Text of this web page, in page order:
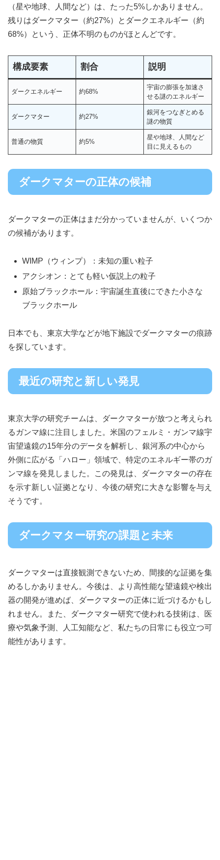
（星や地球、人間など）は、たった5%しかありません。
残りはダークマター（約27%）とダークエネルギー（約
68%）という、正体不明のものがほとんどです。
構成要素 割合 説明
ダークエネルギー 約68%
宇宙の膨張を加速さ
せる謎のエネルギー
ダークマター 約27%
銀河をつなぎとめる
謎の物質
普通の物質 約5%
星や地球、人間など
目に見えるもの
ダークマターの正体の候補
ダークマターの正体はまだ分かっていませんが、いくつか
の候補があります。
WIMP（ウィンプ）：未知の重い粒子
アクシオン：とても軽い仮説上の粒子
原始ブラックホール：宇宙誕生直後にできた小さな
ブラックホール
日本でも、東京大学などが地下施設でダークマターの痕跡
を探しています。
最近の研究と新しい発見
東京大学の研究チームは、ダークマターが放つと考えられ
るガンマ線に注目しました。米国のフェルミ・ガンマ線宇
宙望遠鏡の15年分のデータを解析し、銀河系の中心から
外側に広がる「ハロー」領域で、特定のエネルギー帯のガ
ンマ線を発見しました。この発見は、ダークマターの存在
を示す新しい証拠となり、今後の研究に大きな影響を与え
そうです。
ダークマター研究の課題と未来
ダークマターは直接観測できないため、間接的な証拠を集
めるしかありません。今後は、より高性能な望遠鏡や検出
器の開発が進めば、ダークマターの正体に近づけるかもし
れません。また、ダークマター研究で使われる技術は、医
療や気象予測、人工知能など、私たちの日常にも役立つ可
能性があります。